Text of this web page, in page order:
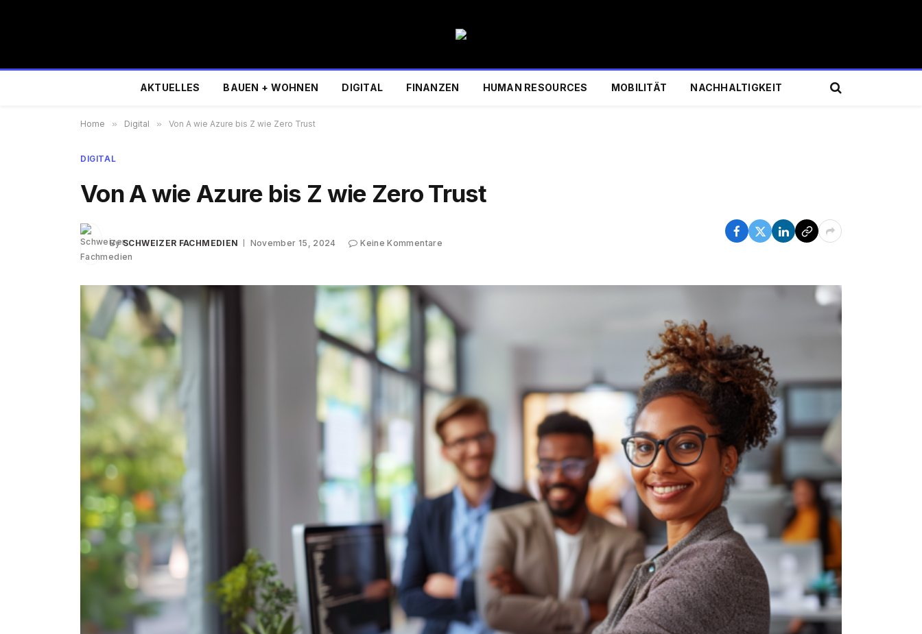
AKTUELLES BAUEN + WOHNEN DIGITAL FINANZEN HUMAN RESOURCES MOBILITÄT NACHHALTIGKEIT
Home » Digital » Von A wie Azure bis Z wie Zero Trust
DIGITAL
Von A wie Azure bis Z wie Zero Trust
By SCHWEIZER FACHMEDIEN November 15, 2024 Keine Kommentare